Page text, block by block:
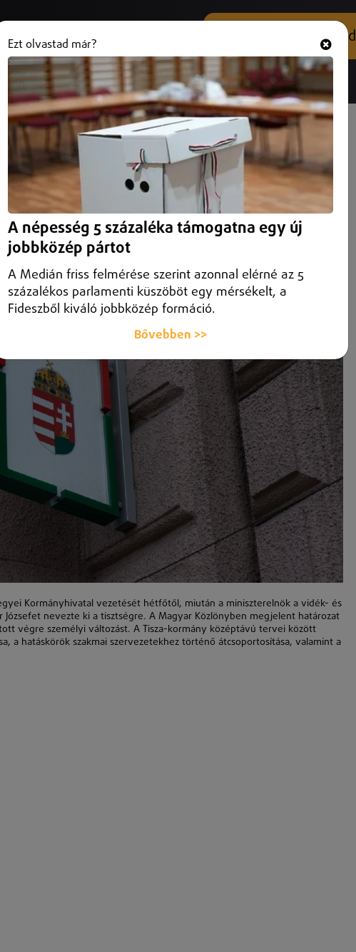
+36 (20) 316 3000 Hallgasd és nézd
Szatmár-Bereg Vármegyei
Kormányhivatal vezetését hétfőtől, miután a miniszterelnök a vidék-
Józsefet nevezte ki a tisztségre.
Kormányhivatal vezetését hétfőtől, miután a miniszterelnök a vidék- és
nevezte ki a tisztségre. A Magyar Közlönyben megjelent határozat
végre személyi változást. A Tisza-kormány középtávú tervei között
a hatáskörök szakmai szervezetekhez történő átcsoportosítása, valamint a
Ezt olvastad már?
A népesség 5 százaléka támogatna egy új
jobbközép pártot
A Medián friss felmérése szerint azonnal elérné az 5
százalékos parlamenti küszöböt egy mérsékelt, a
Fideszből kiváló jobbközép formáció.
Bővebben >>